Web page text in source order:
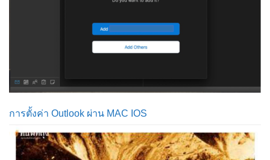
การตั้งค่า Outlook ผ่าน MAC IOS